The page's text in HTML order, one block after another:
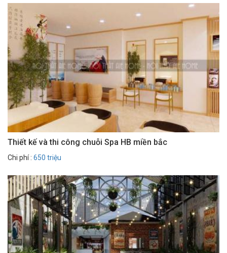
Thiết kế và thi công chuỗi Spa HB miền bắc
Chi phí : 650 triệu